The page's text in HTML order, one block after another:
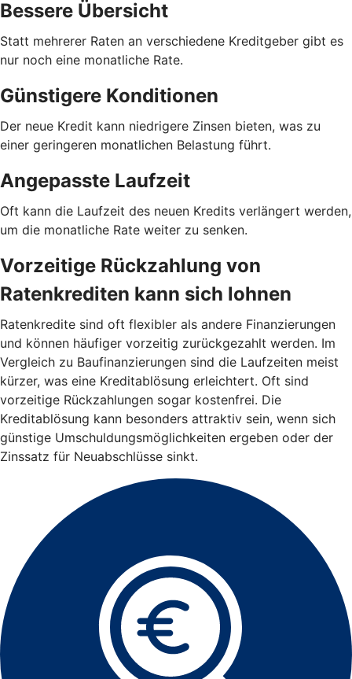
Bessere Übersicht
Statt mehrerer Raten an verschiedene Kreditgeber gibt es
nur noch eine monatliche Rate.
Günstigere Konditionen
Der neue Kredit kann niedrigere Zinsen bieten, was zu
einer geringeren monatlichen Belastung führt.
Angepasste Laufzeit
Oft kann die Laufzeit des neuen Kredits verlängert werden,
um die monatliche Rate weiter zu senken.
Vorzeitige Rückzahlung von
Ratenkrediten kann sich lohnen
Ratenkredite sind oft flexibler als andere Finanzierungen
und können häufiger vorzeitig zurückgezahlt werden. Im
Vergleich zu Baufinanzierungen sind die Laufzeiten meist
kürzer, was eine Kreditablösung erleichtert. Oft sind
vorzeitige Rückzahlungen sogar kostenfrei. Die
Kreditablösung kann besonders attraktiv sein, wenn sich
günstige Umschuldungsmöglichkeiten ergeben oder der
Zinssatz für Neuabschlüsse sinkt.